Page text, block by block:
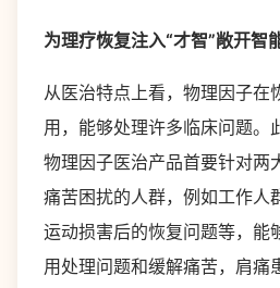
为理疗恢复注入“才智”敞开智
从医治特点上看，物理因子在
用，能够处理许多临床问题。
物理因子医治产品首要针对两
痛苦困扰的人群，例如工作人
运动损害后的恢复问题等，能
用处理问题和缓解痛苦，肩痛